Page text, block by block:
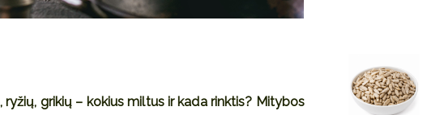
ryžių, grikių – kokius miltus ir kada rinktis? Mitybos